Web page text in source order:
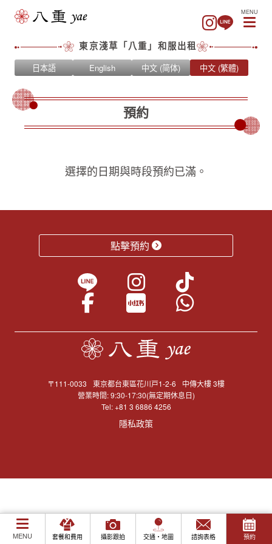
東京淺草「八重」和服出租
日本語 English 中文 (简体) 中文 (繁體)
MENU
MENU 套餐和費用 攝影跟拍 交通・地圖 諮詢表格 預約
預約
選擇的日期與時段預約已滿。
點擊預約
〒111-0033 東京都台東區花川戸1-2-6
中傳大樓 3樓
營業時間: 9:30-17:30(無定期休息日)
Tel:+81 3 6886 4256
隱私政策